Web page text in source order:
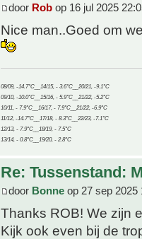
door Rob op 16 jul 2025
Nice man..Goed om
08/09, -14.7°C__14/15, - 3.6°C__20/21, -9.1°C
09/10, -10.0°C__15/16, - 5.9°C__21/22, -5.2°C
10/11, - 7.9°C__16/17, - 7.9°C__21/22, -6.9°C
11/12, -14.7°C__17/18, - 8.3°C__22/23, -7.1°C
12/13, - 7.9°C__18/19, - 7.5°C
13/14, - 0.8°C__19/20, - 2.8°C
Re: Tussenstand:
door Bonne op 27 sep 2025
Thanks ROB! We zijn
Kijk ook even bij de